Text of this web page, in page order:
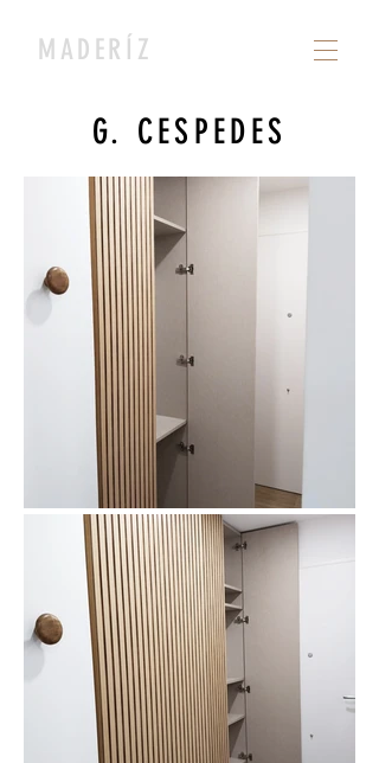
MADERÍZ
G. CESPEDES